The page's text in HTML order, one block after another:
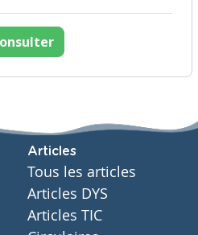
Articles
Tous les articles
Articles DYS
Articles TIC